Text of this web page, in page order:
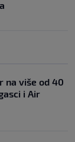
na više od 40
i Air